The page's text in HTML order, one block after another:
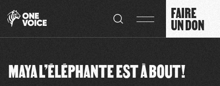
FAIRE
UN DON
MAYA L’ÉLÉPHANTE EST À BOUT!